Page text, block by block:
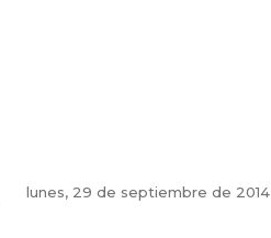
lunes, 29 de septiembre de 2014